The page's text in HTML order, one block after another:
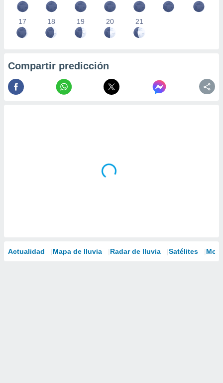
17 18 19 20 21
Compartir predicción
Actualidad Mapa de lluvia Radar de lluvia Satélites